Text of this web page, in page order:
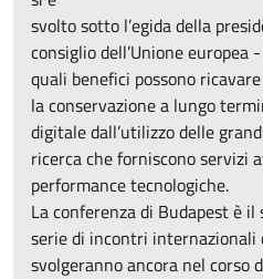
svolto sotto l’egida della
consiglio dell’Unione europea
quali benefici possono
la conservazione a lungo
digitale dall’utilizzo delle
ricerca che forniscono servizi
performance tecnologiche.
La conferenza di Budapest è
serie di incontri internazionali
svolgeranno ancora nel corso